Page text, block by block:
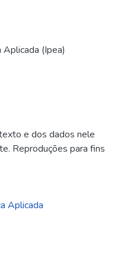
(Ipea)
e dos dados nele
Reproduções para fins
Aplicada